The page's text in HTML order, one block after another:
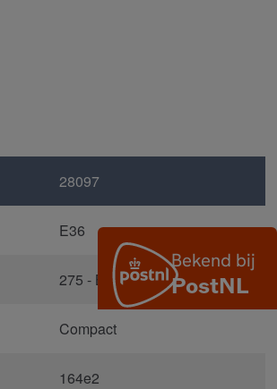
28097
E36
275 - Bostongr?n Metallic
Compact
164e2